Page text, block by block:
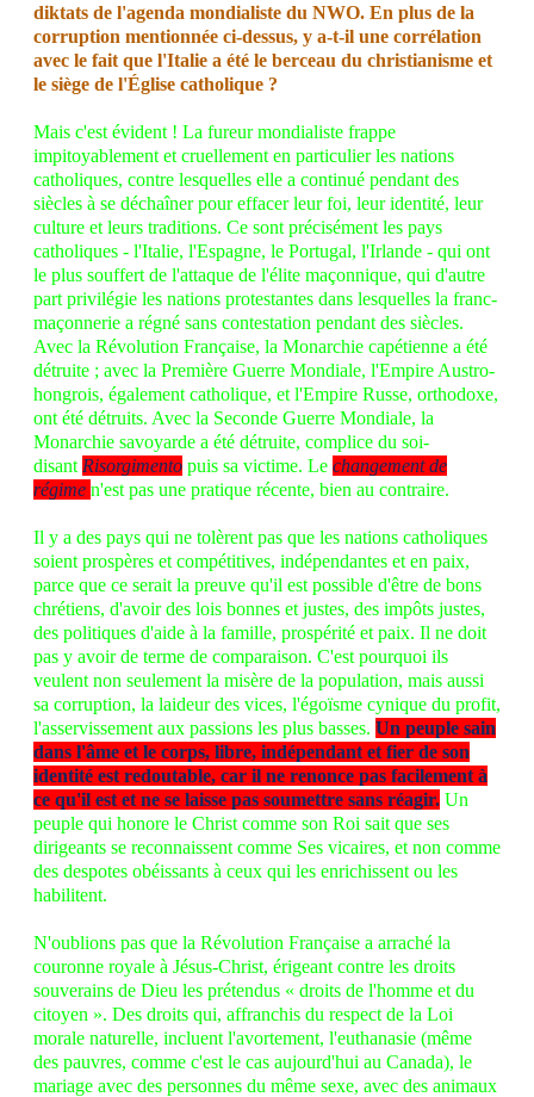
diktats de l'agenda mondialiste du NWO. En plus de la
corruption mentionnée ci-dessus, y a-t-il une corrélation
avec le fait que l'Italie a été le berceau du christianisme et
le siège de l'Église catholique ?
Mais c'est évident ! La fureur mondialiste frappe
impitoyablement et cruellement en particulier les nations
catholiques, contre lesquelles elle a continué pendant des
siècles à se déchaîner pour effacer leur foi, leur identité, leur
culture et leurs traditions. Ce sont précisément les pays
catholiques - l'Italie, l'Espagne, le Portugal, l'Irlande - qui ont
le plus souffert de l'attaque de l'élite maçonnique, qui d'autre
part privilégie les nations protestantes dans lesquelles la franc-
maçonnerie a régné sans contestation pendant des siècles.
Avec la Révolution Française, la Monarchie capétienne a été
détruite ; avec la Première Guerre Mondiale, l'Empire Austro-
hongrois, également catholique, et l'Empire Russe, orthodoxe,
ont été détruits. Avec la Seconde Guerre Mondiale, la
Monarchie savoyarde a été détruite, complice du soi-
disant Risorgimento puis sa victime. Le changement de
régime n'est pas une pratique récente, bien au contraire.
Il y a des pays qui ne tolèrent pas que les nations catholiques
soient prospères et compétitives, indépendantes et en paix,
parce que ce serait la preuve qu'il est possible d'être de bons
chrétiens, d'avoir des lois bonnes et justes, des impôts justes,
des politiques d'aide à la famille, prospérité et paix. Il ne doit
pas y avoir de terme de comparaison. C'est pourquoi ils
veulent non seulement la misère de la population, mais aussi
sa corruption, la laideur des vices, l'égoïsme cynique du profit,
l'asservissement aux passions les plus basses. Un peuple sain
dans l'âme et le corps, libre, indépendant et fier de son
identité est redoutable, car il ne renonce pas facilement à
ce qu'il est et ne se laisse pas soumettre sans réagir. Un
peuple qui honore le Christ comme son Roi sait que ses
dirigeants se reconnaissent comme Ses vicaires, et non comme
des despotes obéissants à ceux qui les enrichissent ou les
habilitent.
N'oublions pas que la Révolution Française a arraché la
couronne royale à Jésus-Christ, érigeant contre les droits
souverains de Dieu les prétendus « droits de l'homme et du
citoyen ». Des droits qui, affranchis du respect de la Loi
morale naturelle, incluent l'avortement, l'euthanasie (même
des pauvres, comme c'est le cas aujourd'hui au Canada), le
mariage avec des personnes du même sexe, avec des animaux